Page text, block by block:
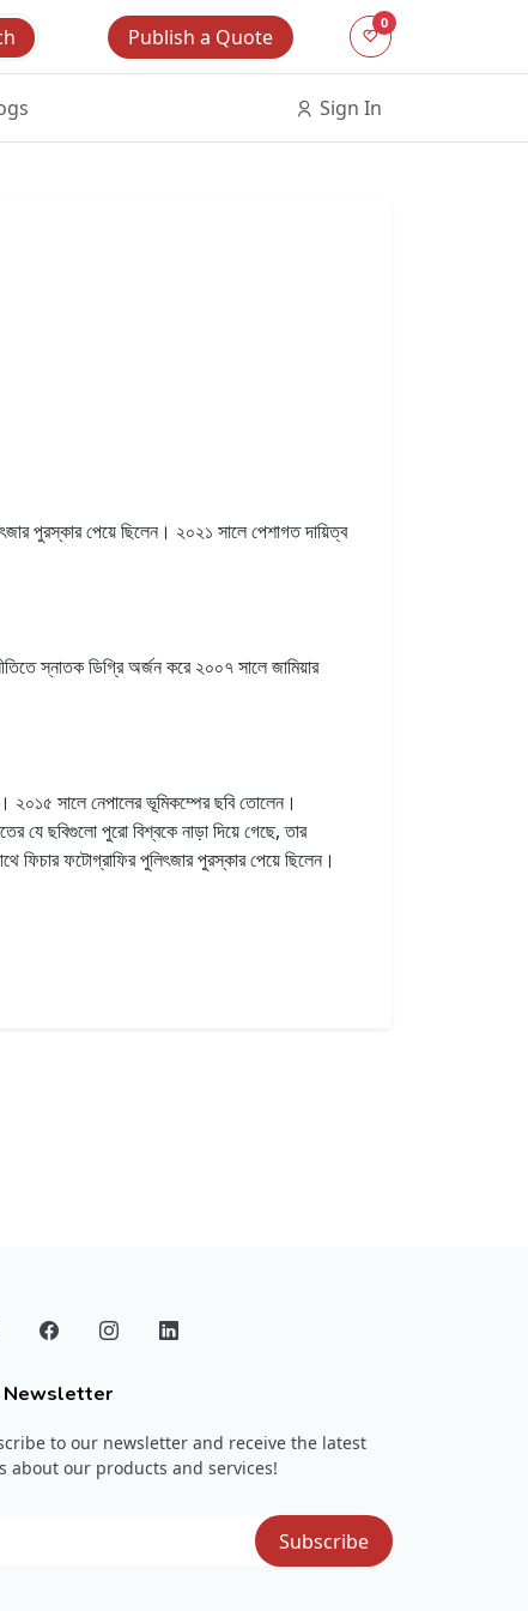
Publish a Quote
0
Sign In
পুরস্কার পেয়ে ছিলেন। ২০২১ সালে পেশাগত দায়িত্ব
স্নাতক ডিগ্রি অর্জন করে ২০০৭ সালে জামিয়ার
২০১৫ সালে নেপালের ভূমিকম্পের ছবি তোলেন।
যে ছবিগুলো পুরো বিশ্বকে নাড়া দিয়ে গেছে, তার
ফিচার ফটোগ্রাফির পুলিৎজার পুরস্কার পেয়ে ছিলেন।
Newsletter
to our newsletter and receive the latest
about our products and services!